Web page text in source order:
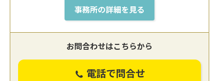
事務所の詳細を見る
お問合わせはこちらから
電話で問合せ